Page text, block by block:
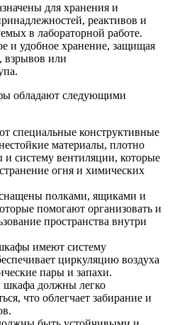
для хранения и
реактивов и
в лабораторной работе.
и удобное хранение, защищая
взрывов или
обладают следующими
специальные конструктивные
материалы, плотно
систему вентиляции, которые
огня и химических
полками, ящиками и
помогают организовать и
пространства внутри
имеют систему
циркуляцию воздуха
пары и запахи.
шкафа должны легко
что облегчает забирание и